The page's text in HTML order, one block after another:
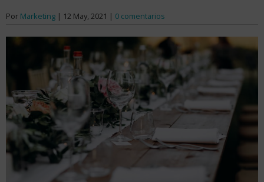
Por Marketing | 12 May, 2021 | 0 comentarios